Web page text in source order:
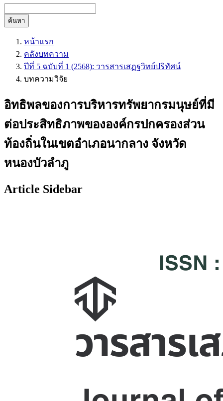
ค้นหา
หน้าแรก
คลังบทความ
ปีที่ 5 ฉบับที่ 1 (2568): วารสารเสฏฐวิทย์ปริทัศน์
บทความวิจัย
อิทธิพลของการบริหารทรัพยากรมนุษย์ที่มี
ต่อประสิทธิภาพขององค์กรปกครองส่วน
ท้องถิ่นในเขตอำเภอนากลาง จังหวัด
หนองบัวลำภู
Article Sidebar